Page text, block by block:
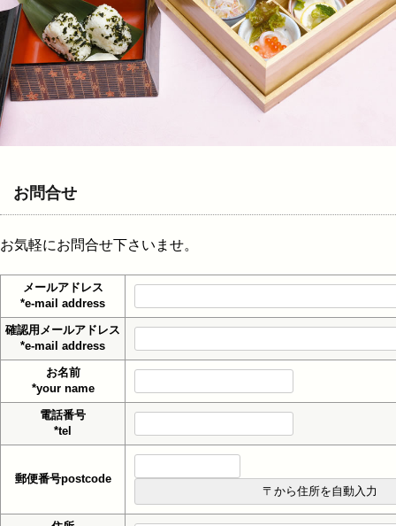
お問合せ
お気軽にお問合せ下さいませ。
メールアドレス
*e-mail address
確認用メールアドレス
*e-mail address
お名前
*your name
電話番号
*tel
郵便番号postcode